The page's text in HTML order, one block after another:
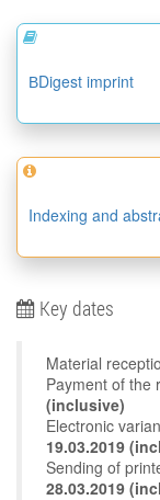
ВDigest imprint
Indexing and
Key dates
Material
Payment of the
(inclusive)
Electronic
Sending of